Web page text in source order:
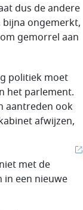
dus de andere
bijna ongemerkt,
gemorrel aan
politiek moet
het parlement.
aantreden ook
afwijzen,
met de
een nieuwe